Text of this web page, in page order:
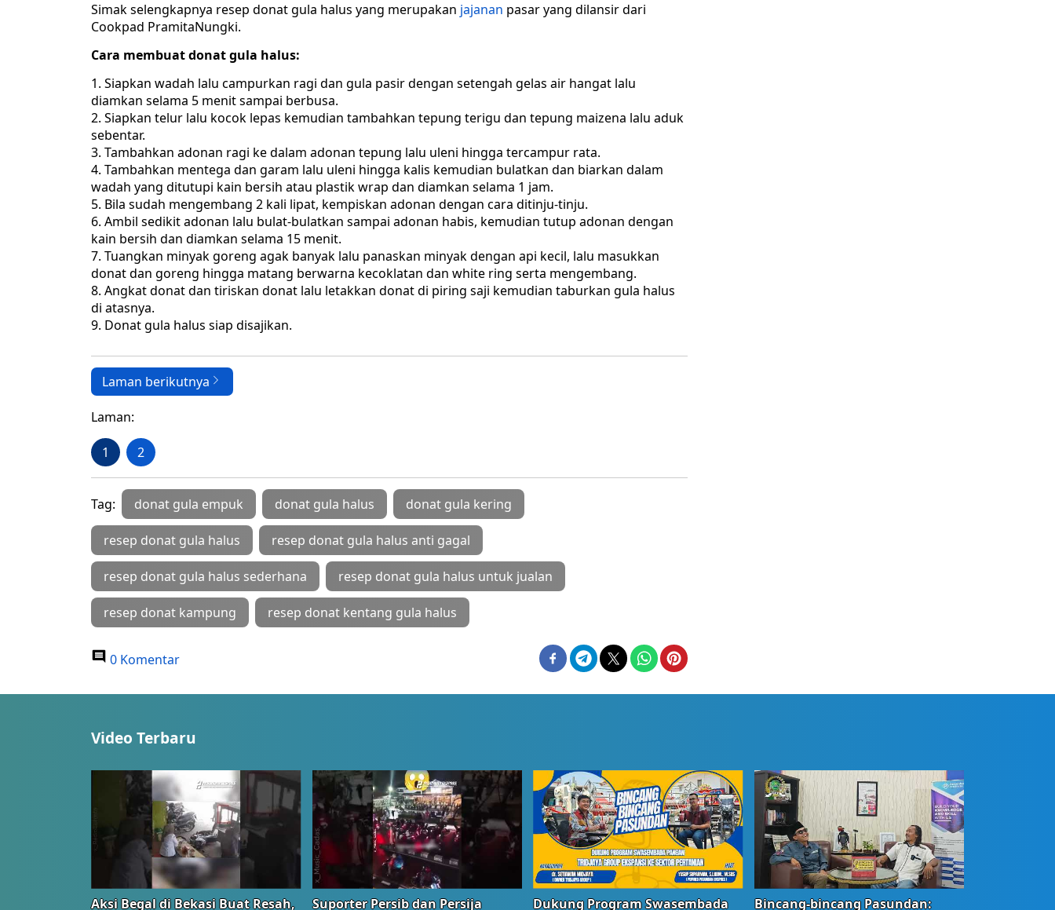
Simak selengkapnya resep donat gula halus yang merupakan jajanan pasar yang dilansir dari
Cookpad PramitaNungki.
Cara membuat donat gula halus:
Siapkan wadah lalu campurkan ragi dan gula pasir dengan setengah gelas air hangat lalu
diamkan selama 5 menit sampai berbusa.
Siapkan telur lalu kocok lepas kemudian tambahkan tepung terigu dan tepung maizena lalu aduk
sebentar.
Tambahkan adonan ragi ke dalam adonan tepung lalu uleni hingga tercampur rata.
Tambahkan mentega dan garam lalu uleni hingga kalis kemudian bulatkan dan biarkan dalam
wadah yang ditutupi kain bersih atau plastik wrap dan diamkan selama 1 jam.
Bila sudah mengembang 2 kali lipat, kempiskan adonan dengan cara ditinju-tinju.
Ambil sedikit adonan lalu bulat-bulatkan sampai adonan habis, kemudian tutup adonan dengan
kain bersih dan diamkan selama 15 menit.
Tuangkan minyak goreng agak banyak lalu panaskan minyak dengan api kecil, lalu masukkan
donat dan goreng hingga matang berwarna kecoklatan dan white ring serta mengembang.
Angkat donat dan tiriskan donat lalu letakkan donat di piring saji kemudian taburkan gula halus
di atasnya.
Donat gula halus siap disajikan.
Laman berikutnya
Laman:
1 2
Tag: donat gula empuk donat gula halus donat gula kering
resep donat gula halus resep donat gula halus anti gagal
resep donat gula halus sederhana resep donat gula halus untuk jualan
resep donat kampung resep donat kentang gula halus
0 Komentar
Video Terbaru
Aksi Begal di Bekasi Buat Resah,
Suporter Persib dan Persija
Dukung Program Swasembada
Bincang-bincang Pasundan: